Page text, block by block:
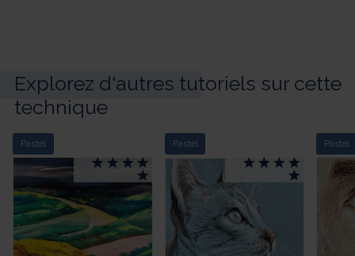
Explorez d'autres tutoriels sur cette
technique
Pastel Pastel Pastel